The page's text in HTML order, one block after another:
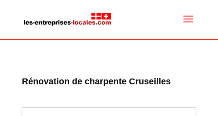
Rénovation de charpente Cruseilles